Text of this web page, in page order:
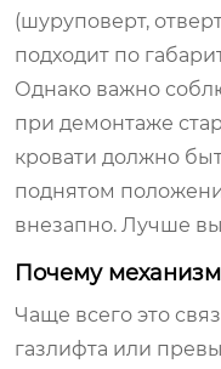
(шуруповерт,
подходит по
Однако важно
при демонтаже
кровати должно
поднятом
внезапно. Лучше
Почему механизм
Чаще всего это
газлифта или